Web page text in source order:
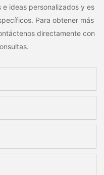
e ideas personalizados y es
Para obtener más
directamente con